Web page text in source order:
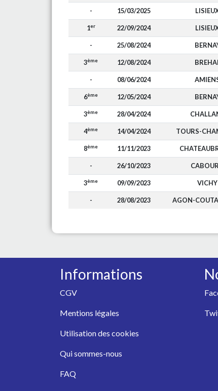
- 15/03/2025
1er 22/09/2024
- 25/08/2024
3ème 12/08/2024
- 08/06/2024
6ème 12/05/2024
3ème 28/04/2024
4ème 14/04/2024 TOURS-
8ème 11/11/2023
- 26/10/2023
3ème 09/09/2023 VICHY
- 28/08/2023 AGON-
Informations
CGV
Mentions légales
Utilisation des cookies
Qui sommes-nous
FAQ